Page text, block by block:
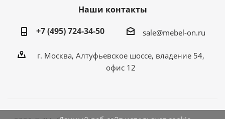
Наши контакты
+7 (495) 724-34-50
sale@mebel-on.ru
г. Москва, Алтуфьевское шоссе, владение 54,
офис 12